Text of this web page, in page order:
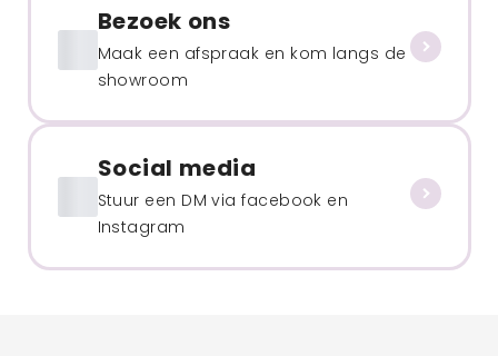
Bezoek ons
Maak een afspraak en kom langs de
showroom
Social media
Stuur een DM via facebook en
Instagram